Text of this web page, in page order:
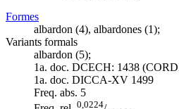
Formes
albardon (4), albardones (1);
Variants formals
albardon (5);
1a. doc. DCECH: 1438
1a. doc. DICCA-XV 1499
Freq. abs. 5
0,0224